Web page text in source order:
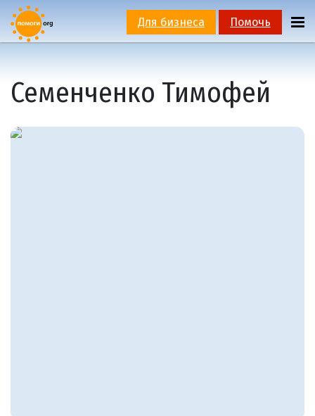
Для бизнеса Помочь
Семенченко Тимофей